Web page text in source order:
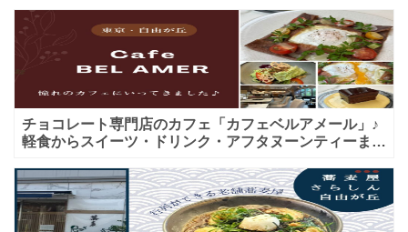
チョコレート専門店のカフェ「カフェベルアメール」♪
軽食からスイーツ・ドリンク・アフタヌーンティーまで